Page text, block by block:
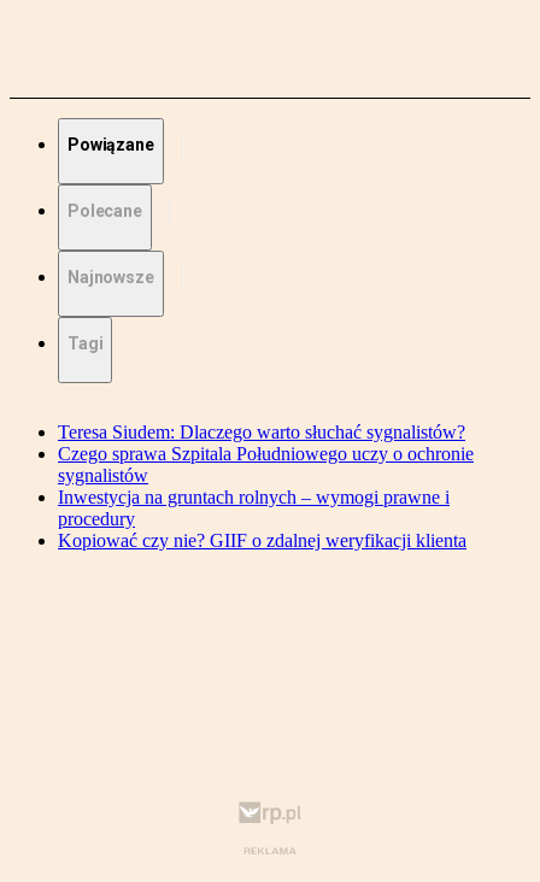
Powiązane
Polecane
Najnowsze
Tagi
Teresa Siudem: Dlaczego warto słuchać sygnalistów?
Czego sprawa Szpitala Południowego uczy o ochronie
sygnalistów
Inwestycja na gruntach rolnych – wymogi prawne i
procedury
Kopiować czy nie? GIIF o zdalnej weryfikacji klienta